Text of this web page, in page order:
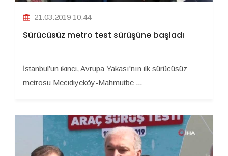
21.03.2019 10:44
Sürücüsüz metro test sürüşüne başladı
İstanbul’un ikinci, Avrupa Yakası'nın ilk sürücüsüz
metrosu Mecidiyeköy-Mahmutbe ...